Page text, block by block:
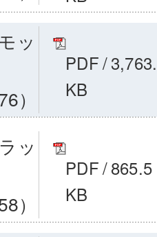
ッ
）
PDF/
KB
ッ
）
PDF/865.5
KB